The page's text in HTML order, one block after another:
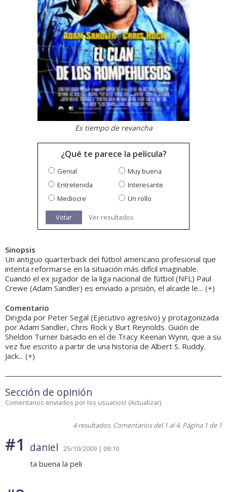
Es tiempo de revancha
¿Qué te parece la película?
Genial
Muy buena
Entretenida
Interesante
Mediocre
Un rollo
Votar Ver resultados
Sinopsis
Un antiguo quarterback del fútbol americano profesional que
intenta reformarse en la situación más difícil imaginable.
Cuando el ex jugador de la liga nacional de fútbol (NFL) Paul
Crewe (Adam Sandler) es enviado a prisión, el alcaide le... (+)
Comentario
Dirigida por Peter Segal (Ejecutivo agresivo) y protagonizada
por Adam Sandler, Chris Rock y Burt Reynolds. Guión de
Sheldon Turner basado en el de Tracy Keenan Wynn, que a su
vez fue escrito a partir de una historia de Albert S. Ruddy.
Jack... (+)
Sección de opinión
Comentarios enviados por los usuarios! (Actualizar)
4 resultados. Comentarios del 1 al 4. Página 1 de 1
#1 daniel 25/10/2009 | 09:10
ta buena la peli